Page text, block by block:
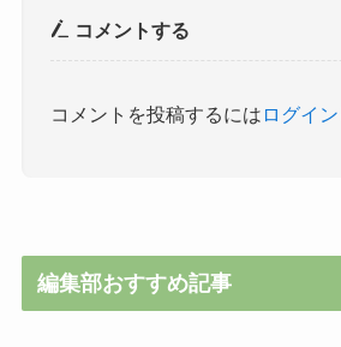
コメントする
コメントを投稿するには ログイン
編集部おすすめ記事